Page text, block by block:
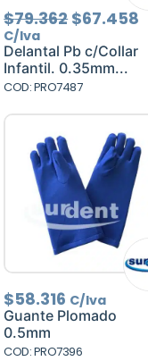
$79.362El
precio
original
era:
$79.362.
$67.458
C/Iva
Delantal Pb c/Collar
Infantil. 0.35mm...
COD: PRO7487
$58.316 C/Iva
Guante Plomado
0.5mm
COD: PRO7396